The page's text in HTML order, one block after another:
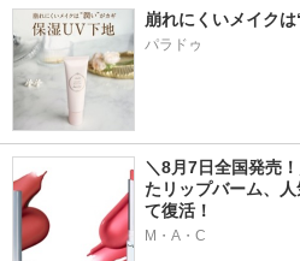
崩れにくいメイク
パラドゥ
＼8月7日全国発売
たリップバーム、
て復活！
M・A・C